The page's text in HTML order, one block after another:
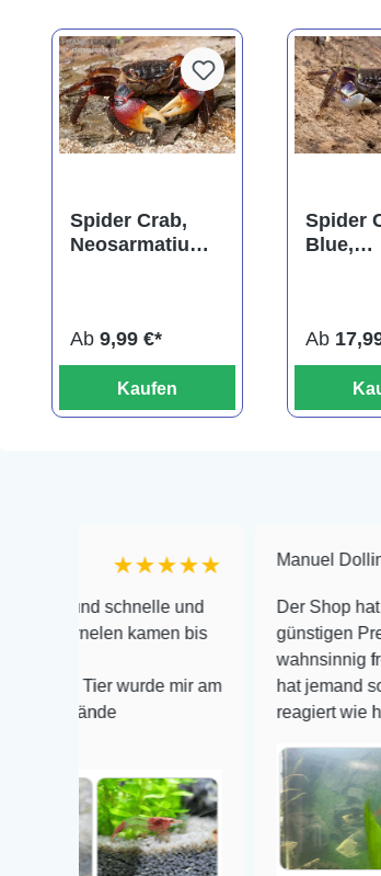
Spider Crab,
Neosarmatium
Ab 9,99 €*
Kaufen
Spider
Blue,
Ab
★★★★★
schnelle und
kamen bis
wurde mir am
Manuel Dollinger
Der Shop hat eine
günstigen Preisen. Der
wahnsinnig freundlich
hat jemand so schnell
reagiert wie hier...